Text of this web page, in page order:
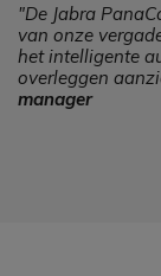
"De Jabra
van onze
het intelligente
overleggen
manager